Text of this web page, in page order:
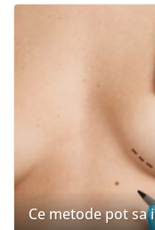
Ce metode pot sa